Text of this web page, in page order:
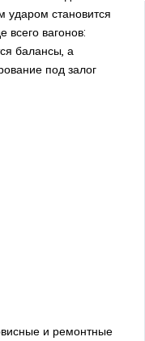
ударом становится
всего вагонов:
балансы, а
под залог
и ремонтные